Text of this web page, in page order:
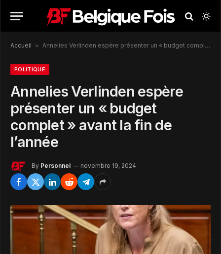
Accueil » Annelies Verlinden espère présenter un « budget complet » avant la fin de l’année
POLITIQUE
Annelies Verlinden espère
présenter un « budget
complet » avant la fin de
l’année
By Personnel novembre 19, 2024